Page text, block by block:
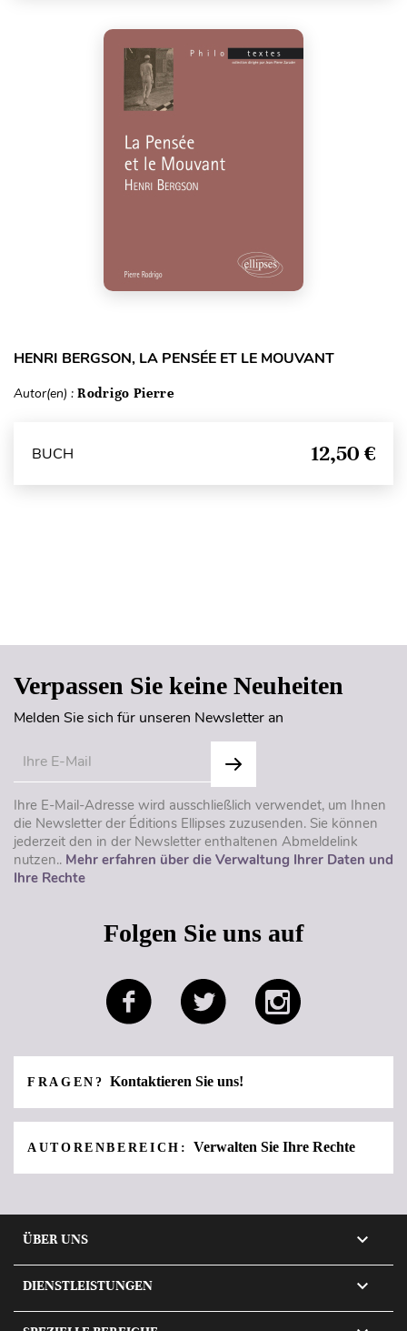
HENRI BERGSON, LA PENSÉE ET LE MOUVANT
Autor(en) : Rodrigo Pierre
BUCH 12,50 €
Verpassen Sie keine Neuheiten
Melden Sie sich für unseren Newsletter an
Ihre E-Mail-Adresse wird ausschließlich verwendet, um Ihnen
die Newsletter der Éditions Ellipses zuzusenden. Sie können
jederzeit den in der Newsletter enthaltenen Abmeldelink
nutzen.. Mehr erfahren über die Verwaltung Ihrer Daten und
Ihre Rechte
Folgen Sie uns auf
FRAGEN?Kontaktieren Sie uns!
AUTORENBEREICH: Verwalten Sie Ihre Rechte
ÜBER UNS 
DIENSTLEISTUNGEN 